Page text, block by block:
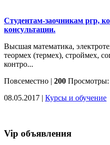
Студентам-заочникам ргр,
консультации.
Высшая математика,
теормех (термех), строймех,
контро...
Повсеместно | 200 Просмотры:
08.05.2017 | Курсы и обучение
Vip объявления